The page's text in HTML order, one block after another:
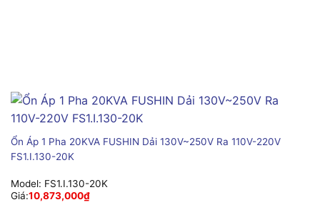
Ổn Áp 1 Pha 20KVA FUSHIN Dải 130V~250V Ra 110V-220V
FS1.I.130-20K
Model: FS1.I.130-20K
Giá:10,873,000₫